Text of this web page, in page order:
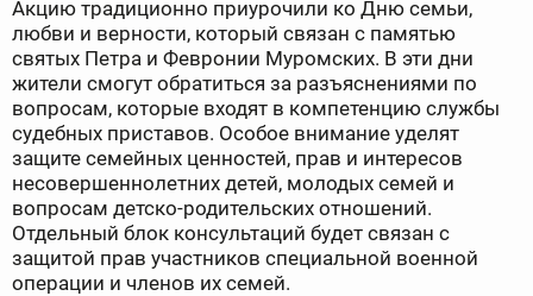
Акцию традиционно приурочили ко Дню семьи,
любви и верности, который связан с памятью
святых Петра и Февронии Муромских. В эти дни
жители смогут обратиться за разъяснениями по
вопросам, которые входят в компетенцию службы
судебных приставов. Особое внимание уделят
защите семейных ценностей, прав и интересов
несовершеннолетних детей, молодых семей и
вопросам детско-родительских отношений.
Отдельный блок консультаций будет связан с
защитой прав участников специальной военной
операции и членов их семей.